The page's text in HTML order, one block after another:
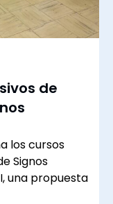
de
los cursos
Signos
una propuesta